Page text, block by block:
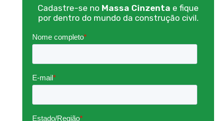
Cadastre-se no Massa Cinzenta e fique
por dentro do mundo da construção civil.